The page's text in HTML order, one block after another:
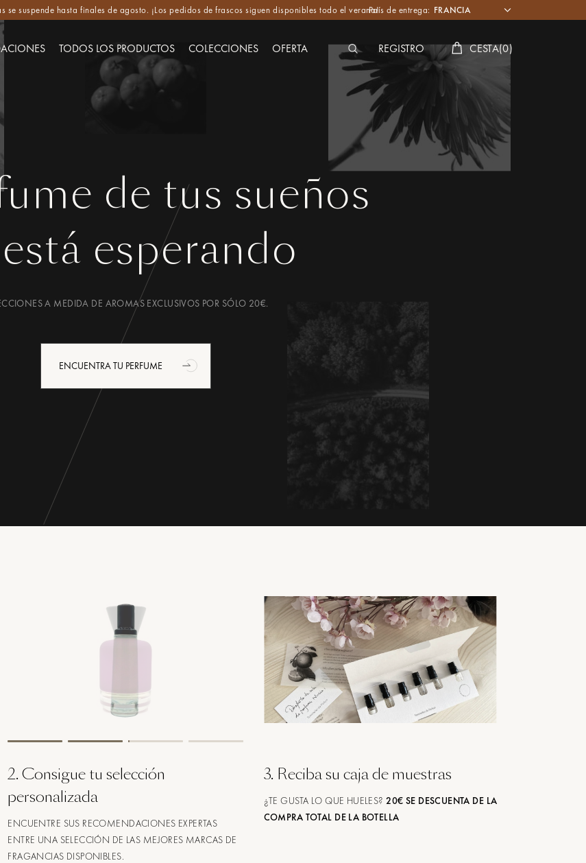
se suspende hasta finales de agosto. ¡Los pedidos de frascos siguen disponibles todo el verano!País de entrega:
TODOS LOS PRODUCTOS COLECCIONES OFERTA REGISTRO CESTA(0)
de tus sueños
esperando
A MEDIDA DE AROMAS EXCLUSIVOS POR SÓLO 20€.
ENCUENTRA TU PERFUME
2.Consigue tu selección
personalizada
ENCUENTRE SUS RECOMENDACIONES EXPERTAS
ENTRE UNA SELECCIÓN DE LAS MEJORES MARCAS DE
FRAGANCIAS DISPONIBLES.
3. Reciba su caja de muestras
¿TE GUSTA LO QUE HUELES?20€ SE DESCUENTA DE LA
COMPRA TOTAL DE LA BOTELLA